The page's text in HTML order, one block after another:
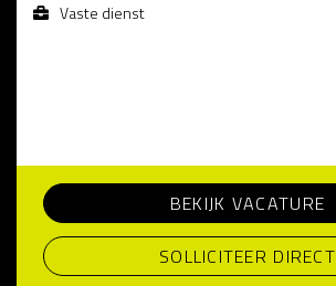
Vaste dienst
BEKIJK VACATURE
SOLLICITEER DIRECT